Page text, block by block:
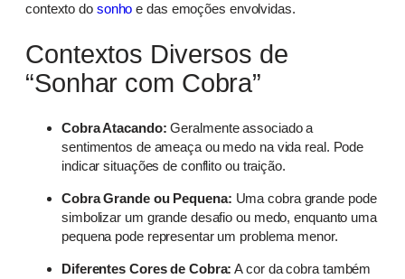
contexto do sonho e das emoções envolvidas.
Contextos Diversos de
“Sonhar com Cobra”
Cobra Atacando: Geralmente associado a
sentimentos de ameaça ou medo na vida real. Pode
indicar situações de conflito ou traição.
Cobra Grande ou Pequena: Uma cobra grande pode
simbolizar um grande desafio ou medo, enquanto uma
pequena pode representar um problema menor.
Diferentes Cores de Cobra: A cor da cobra também